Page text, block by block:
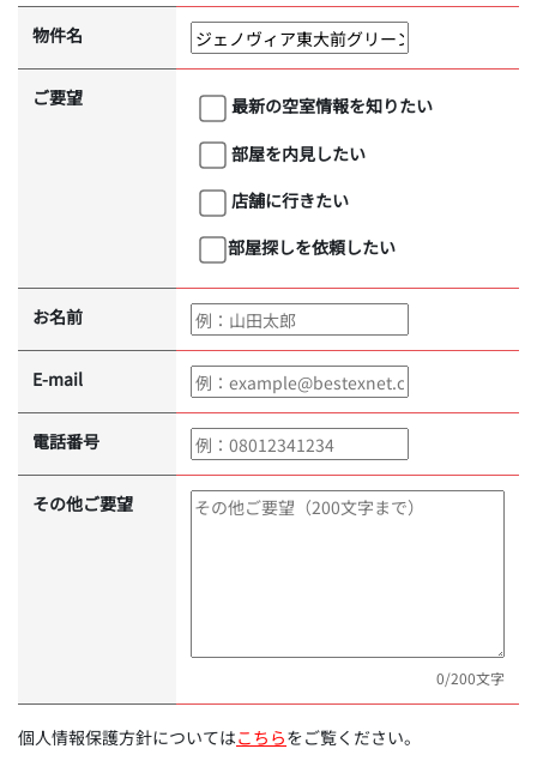
物件名
ご要望
最新の空室情報を知りたい
部屋を内見したい
店舗に行きたい
部屋探しを依頼したい
お名前
E-mail
電話番号
その他ご要望
0/200文字
個人情報保護方針についてはこちらをご覧ください。